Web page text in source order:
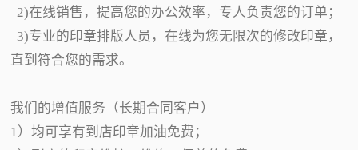
2)在线销售，提高您的办公效率，专人负责您的订单；
3)专业的印章排版人员，在线为您无限次的修改印章，
直到符合您的需求。
我们的增值服务（长期合同客户）
1）均可享有到店印章加油免费；